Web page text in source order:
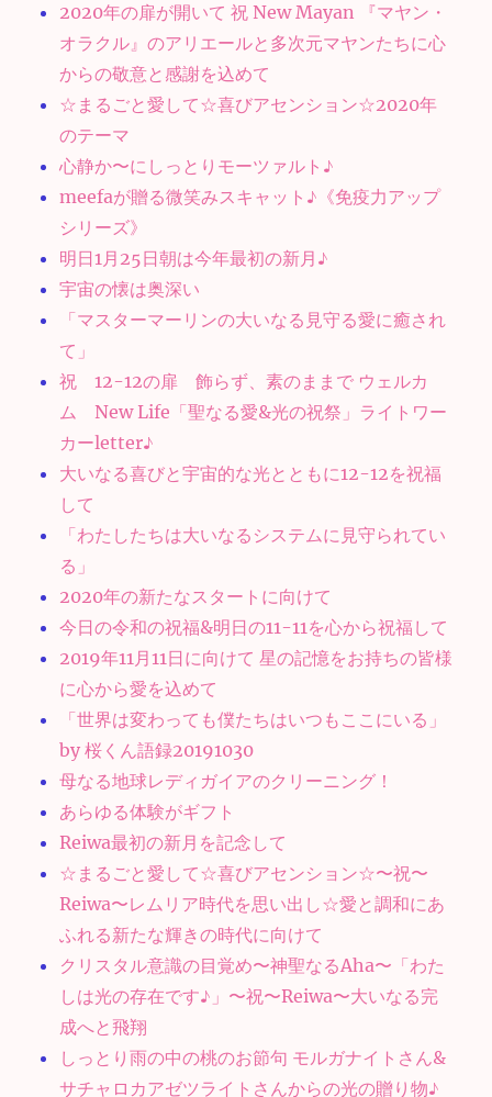
2020年の扉が開いて 祝 New Mayan 『マヤン・
オラクル』のアリエールと多次元マヤンたちに心
からの敬意と感謝を込めて
☆まるごと愛して☆喜びアセンション☆2020年
のテーマ
心静か〜にしっとりモーツァルト♪
meefaが贈る微笑みスキャット♪《免疫力アップ
シリーズ》
明日1月25日朝は今年最初の新月♪
宇宙の懐は奥深い
「マスターマーリンの大いなる見守る愛に癒され
て」
祝 12-12の扉 飾らず、素のままで ウェルカ
ム New Life「聖なる愛&光の祝祭」ライトワー
カーletter♪
大いなる喜びと宇宙的な光とともに12-12を祝福
して
「わたしたちは大いなるシステムに見守られてい
る」
2020年の新たなスタートに向けて
今日の令和の祝福&明日の11-11を心から祝福して
2019年11月11日に向けて 星の記憶をお持ちの皆様
に心から愛を込めて
「世界は変わっても僕たちはいつもここにいる」
by 桜くん語録20191030
母なる地球レディガイアのクリーニング！
あらゆる体験がギフト
Reiwa最初の新月を記念して
☆まるごと愛して☆喜びアセンション☆〜祝〜
Reiwa〜レムリア時代を思い出し☆愛と調和にあ
ふれる新たな輝きの時代に向けて
クリスタル意識の目覚め〜神聖なるAha〜「わた
しは光の存在です♪」〜祝〜Reiwa〜大いなる完
成へと飛翔
しっとり雨の中の桃のお節句 モルガナイトさん&
サチャロカアゼツライトさんからの光の贈り物♪